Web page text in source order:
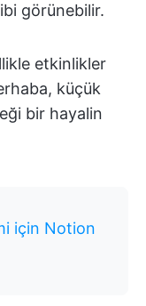
görünebilir.
etkinlikler
küçük
bir hayalin
için Notion